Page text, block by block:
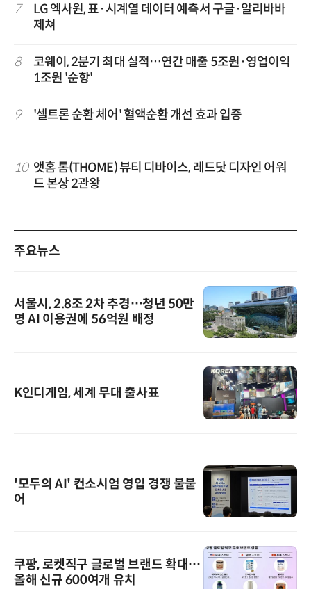
7
LG 엑사원, 표·시계열 데이터 예측서 구글·알리바바
제쳐
8
코웨이, 2분기 최대 실적…연간 매출 5조원·영업이익
1조원 '순항'
9 '셀트론 순환 체어' 혈액순환 개선 효과 입증
10 앳홈 톰(THOME) 뷰티 디바이스, 레드닷 디자인 어워
드 본상 2관왕
주요뉴스
서울시, 2.8조 2차 추경…청년 50만
명 AI 이용권에 56억원 배정
K인디게임, 세계 무대 출사표
'모두의 AI' 컨소시엄 영입 경쟁 불붙
어
쿠팡, 로켓직구 글로벌 브랜드 확대…
올해 신규 600여개 유치